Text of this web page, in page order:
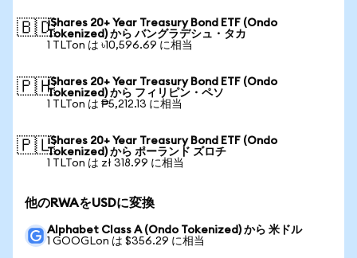
🇧🇩iShares 20+ Year Treasury Bond ETF (Ondo
Tokenized) から バングラデシュ・タカ
1 TLTon は ৳10,596.69 に相当
🇵🇭iShares 20+ Year Treasury Bond ETF (Ondo
Tokenized) から フィリピン・ペソ
1 TLTon は ₱5,212.13 に相当
🇵🇱iShares 20+ Year Treasury Bond ETF (Ondo
Tokenized) から ポーランド ズロチ
1 TLTon は zł 318.99 に相当
他のRWAをUSDに変換
Alphabet Class A (Ondo Tokenized) から 米ドル
1 GOOGLon は $356.29 に相当